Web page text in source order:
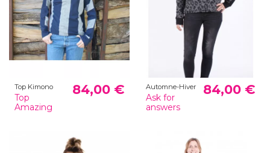
Top Kimono
Top
Amazing
84,00 € Automne-Hiver
Ask for
answers
84,00 €